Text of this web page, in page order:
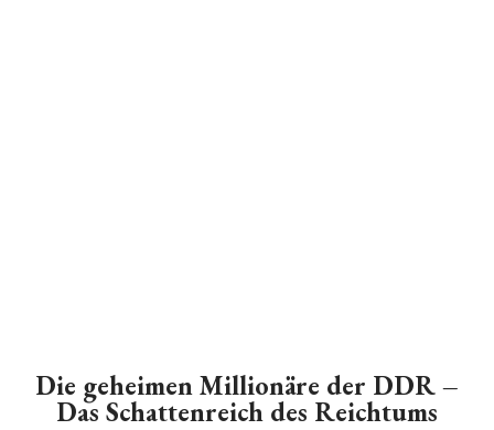
Die geheimen Millionäre der DDR –
Das Schattenreich des Reichtums